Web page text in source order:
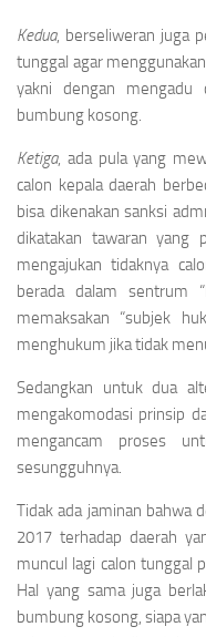
Kedua, berseliweran juga
tunggal agar
yakni dengan mengadu
bumbung kosong.
Ketiga, ada pula yang
calon kepala daerah
bisa dikenakan sanksi
dikatakan tawaran yang
mengajukan tidaknya
berada dalam sentrum
memaksakan “subjek
menghukum jika tidak
Sedangkan untuk dua
mengakomodasi prinsip
mengancam proses
sesungguhnya.
Tidak ada jaminan bahwa
2017 terhadap daerah
muncul lagi calon tunggal
Hal yang sama juga
bumbung kosong, siapa